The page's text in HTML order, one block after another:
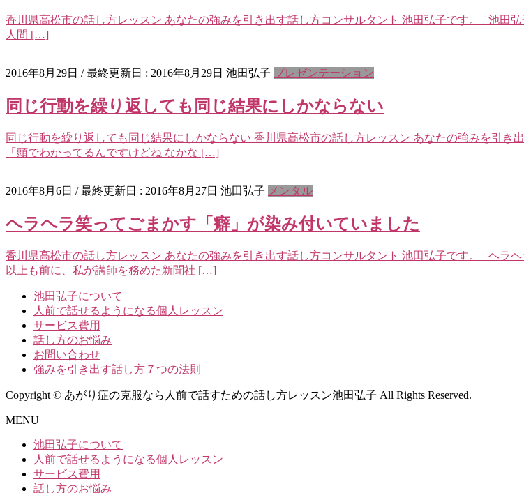
香川県高松市の話し方レッスン あなたの強みを引き出す話し方コンサルタント 池田弘子です。 池
人間 […]
2016年8月29日 / 最終更新日 : 2016年8月29日 池田弘子 プレゼンテーション
同じ行動を繰り返しても同じ結果にしかならない
同じ行動を繰り返しても同じ結果にしかならない 香川県高松市の話し方レッスン あなたの強みを引
「頭でわかってるんですけどね なかな […]
2016年8月6日 / 最終更新日 : 2016年8月27日 池田弘子 メンタル
ヘラヘラ笑ってごまかす「癖」が染み付いていました
香川県高松市の話し方レッスン あなたの強みを引き出す話し方コンサルタント 池田弘子です。 ヘラ
以上も前に、私が講師を務めた新聞社 […]
池田弘子について
人前で話せるようになる個人レッスン
サービス費用
話し方のお悩み
お問い合わせ
強みを引き出す話し方７つの法則
Copyright © あがり症の克服なら人前で話すための話し方レッスン池田弘子 All Rights Reserved.
MENU
池田弘子について
人前で話せるようになる個人レッスン
サービス費用
話し方のお悩み